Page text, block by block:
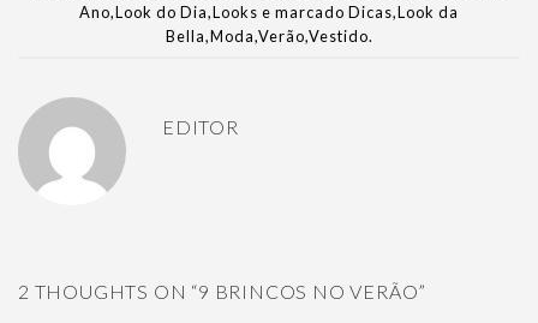
Ano,Look do Dia,Looks e marcado Dicas,Look da
Bella,Moda,Verão,Vestido.
EDITOR
2 THOUGHTS ON “9 BRINCOS NO VERÃO”